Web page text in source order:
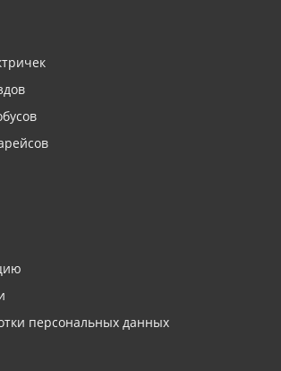
персональных данных